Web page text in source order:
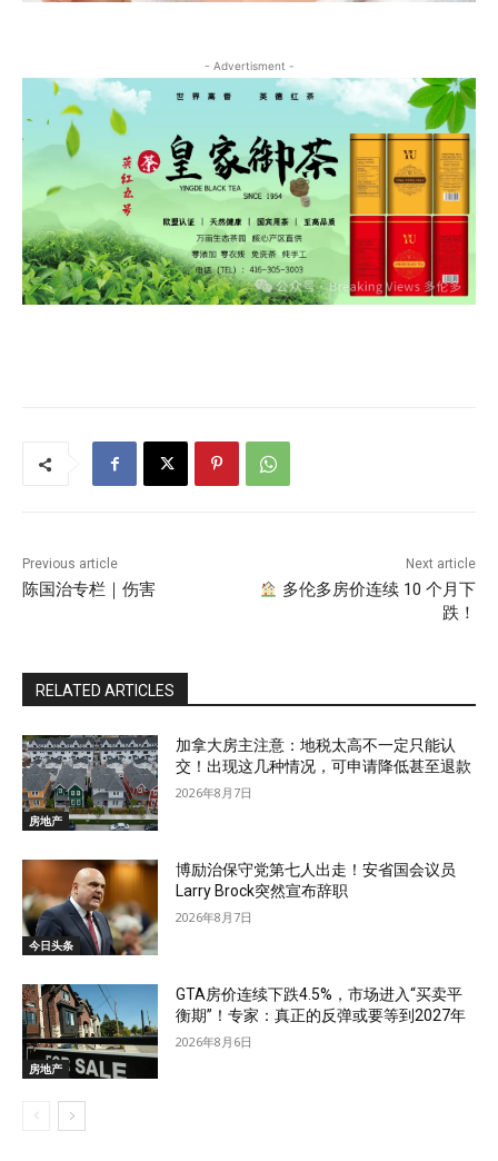
- Advertisment -
Previous article
陈国治专栏｜伤害
Next article
多伦多房价连续 10 个月下
跌！
RELATED ARTICLES
房地产
加拿大房主注意：地税太高不一定只能认
交！出现这几种情况，可申请降低甚至退款
2026年8月7日
今日头条
博励治保守党第七人出走！安省国会议员
Larry Brock突然宣布辞职
2026年8月7日
房地产
GTA房价连续下跌4.5%，市场进入“买卖平
衡期”！专家：真正的反弹或要等到2027年
2026年8月6日